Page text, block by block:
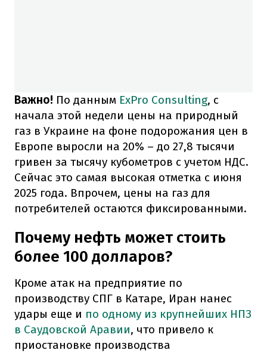
Важно! По данным ExPro Consulting, с
начала этой недели цены на природный
газ в Украине на фоне подорожания цен в
Европе выросли на 20% – до 27,8 тысячи
гривен за тысячу кубометров с учетом НДС.
Сейчас это самая высокая отметка с июня
2025 года. Впрочем, цены на газ для
потребителей остаются фиксированными.
Почему нефть может стоить
более 100 долларов?
Кроме атак на предприятие по
производству СПГ в Катаре, Иран нанес
удары еще и по одному из крупнейших НПЗ
в Саудовской Аравии, что привело к
приостановке производства